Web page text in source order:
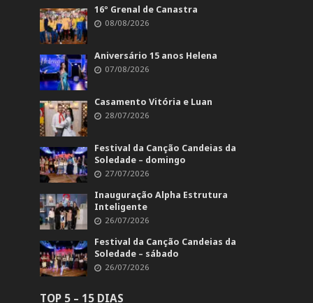
16º Grenal de Canastra
08/08/2026
Aniversário 15 anos Helena
07/08/2026
Casamento Vitória e Luan
28/07/2026
Festival da Canção Candeias da
Soledade – domingo
27/07/2026
Inauguração Alpha Estrutura
Inteligente
26/07/2026
Festival da Canção Candeias da
Soledade – sábado
26/07/2026
TOP 5 – 15 DIAS